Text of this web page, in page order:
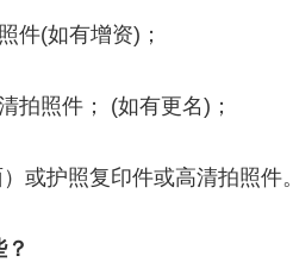
件(如有增资)；
拍照件； (如有更名)；
或护照复印件或高清拍照件。